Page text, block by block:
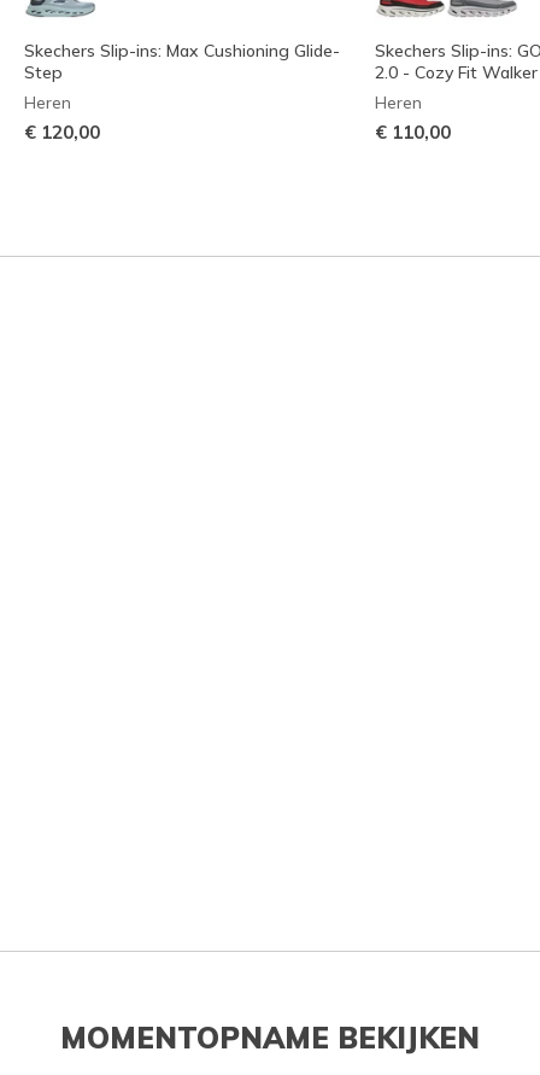
Skechers Slip-ins: Max Cushioning Glide-
Step
Heren
€ 120,00
Skechers Slip-ins:
2.0 - Cozy Fit Walker
Heren
€ 110,00
MOMENTOPNAME BEKIJKEN